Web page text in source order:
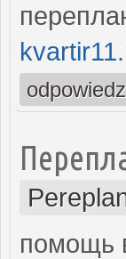
odpowiedz
помощь